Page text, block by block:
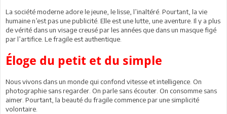
La société moderne adore le jeune, le lisse, l’inaltéré. Pourtant, la vie
humaine n’est pas une publicité. Elle est une lutte, une aventure. Il y a plus
de vérité dans un visage creusé par les années que dans un masque figé
par l’artifice. Le fragile est authentique.
Éloge du petit et du simple
Nous vivons dans un monde qui confond vitesse et intelligence. On
photographie sans regarder. On parle sans écouter. On consomme sans
aimer. Pourtant, la beauté du fragile commence par une simplicité
volontaire.